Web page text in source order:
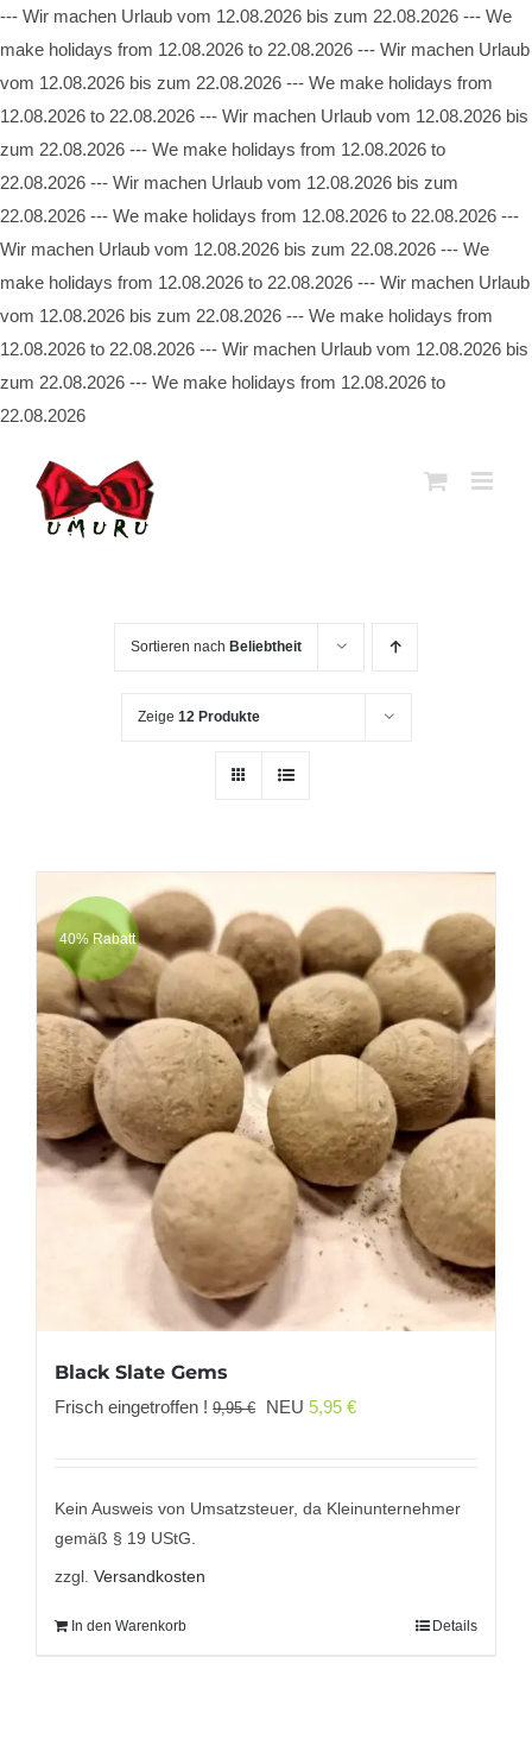
--- Wir machen Urlaub vom 12.08.2026 bis zum 22.08.2026 --- We
make holidays from 12.08.2026 to 22.08.2026 --- Wir machen Urlaub
vom 12.08.2026 bis zum 22.08.2026 --- We make holidays from
12.08.2026 to 22.08.2026 --- Wir machen Urlaub vom 12.08.2026 bis
zum 22.08.2026 --- We make holidays from 12.08.2026 to
22.08.2026 --- Wir machen Urlaub vom 12.08.2026 bis zum
22.08.2026 --- We make holidays from 12.08.2026 to 22.08.2026 ---
Wir machen Urlaub vom 12.08.2026 bis zum 22.08.2026 --- We
make holidays from 12.08.2026 to 22.08.2026 --- Wir machen Urlaub
vom 12.08.2026 bis zum 22.08.2026 --- We make holidays from
12.08.2026 to 22.08.2026 --- Wir machen Urlaub vom 12.08.2026 bis
zum 22.08.2026 --- We make holidays from 12.08.2026 to
22.08.2026
Inhalt
springen
Sortieren nach Beliebtheit
Zeige 12 Produkte
40% Rabatt
Black Slate Gems
Frisch eingetroffen ! 9,95€
Ursprünglicher
9,95 €
NEU 5,95 €Aktueller
5,95 €.
Kein Ausweis von Umsatzsteuer, da Kleinunternehmer
gemäß § 19 UStG.
zzgl. Versandkosten
In den Warenkorb Details